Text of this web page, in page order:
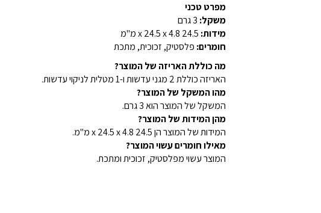
מפרט טכני
משקל:
מידות:
חומרים: פלסטיק, זכוכית, מתכת
מה כוללת האריזה של המוצר?
האריזה כוללת 2 מגני עדשות ו-1 מטלית לניקוי עדשות.
מהו המשקל של המוצר?
המשקל של המוצר הוא 3 גרם.
מהן המידות של המוצר?
המידות של המוצר הן 24.5 x 24.5 x 4.8 מ"מ.
מאילו חומרים עשוי המוצר?
המוצר עשוי מפלסטיק, זכוכית ומתכת.